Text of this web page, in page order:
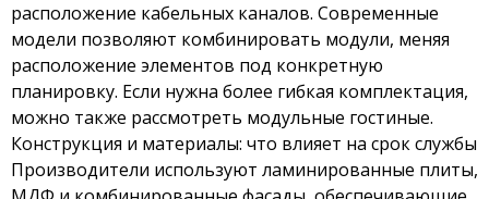
расположение кабельных каналов. Современные
модели позволяют комбинировать модули, меняя
расположение элементов под конкретную
планировку. Если нужна более гибкая комплектация,
можно также рассмотреть модульные гостиные.
Конструкция и материалы: что влияет на срок службы
Производители используют ламинированные плиты,